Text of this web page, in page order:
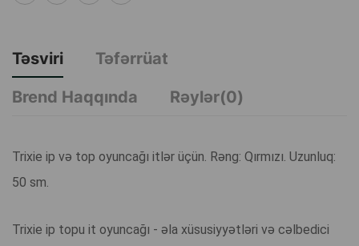
Təsviri
Təfərrüat
Brend Haqqında
Rəylər(0)
Trixie ip və top oyuncağı itlər üçün. Rəng: Qırmızı. Uzunluq:
50 sm.
Trixie ip topu it oyuncağı - əla xüsusiyyətləri və cəlbedici